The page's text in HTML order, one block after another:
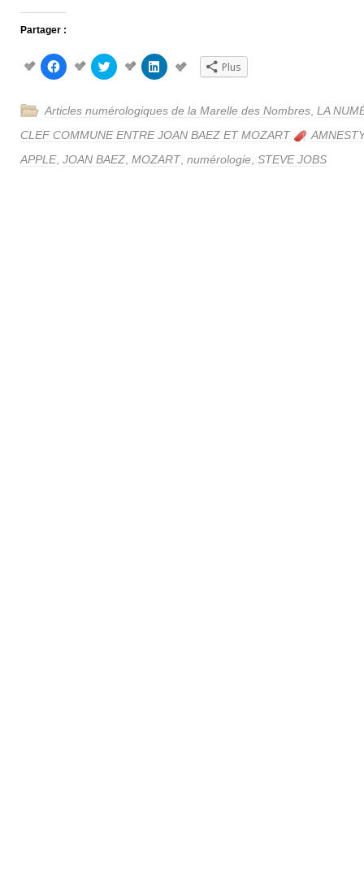
Partager :
Cliquez
pour
partager
dans
nouvelle
fenêtre)
Cliquez
pour
partager
dans
nouvelle
fenêtre)
Cliquez
pour
dans
nouvelle
fenêtre)
Plus
Articles numérologiques de la Marelle des Nombres LA
CLEF COMMUNE ENTRE JOAN BAEZ ET MOZART
APPLE, JOAN BAEZ MOZART, numérologie STEVE JOBS